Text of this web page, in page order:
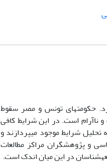
کرد. حکومت‏ها‏ی تونس و مصر سقوط
ناآرام است. در این شرایط کافی
شرایط موجود می‏پردازند و
و پژوهشگران مراکز مطالعات
در این میان ‏اندک است.